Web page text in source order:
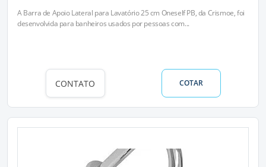
A Barra de Apoio Lateral para Lavatório 25 cm Oneself PB, da Crismoe, foi
desenvolvida para banheiros usados por pessoas com...
CONTATO COTAR